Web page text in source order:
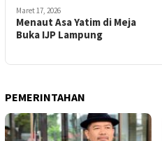
Maret 17, 2026
Menaut Asa Yatim di Meja
Buka IJP Lampung
PEMERINTAHAN